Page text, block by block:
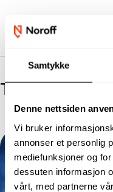
Samtykke
Denne nettsiden
Vi bruker
annonser et personlig
mediefunksjoner og
dessuten informasjon
vårt, med partnerne
The